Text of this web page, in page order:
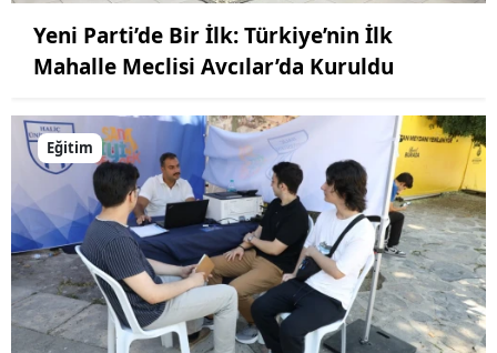
Yeni Parti’de Bir İlk: Türkiye’nin İlk
Mahalle Meclisi Avcılar’da Kuruldu
Eğitim